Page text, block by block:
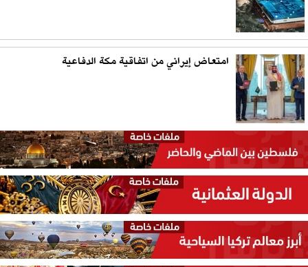
امتعاض إيراني من اتفاقية مكة الدفاعية